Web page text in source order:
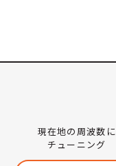
現在地の周波数に
チューニング